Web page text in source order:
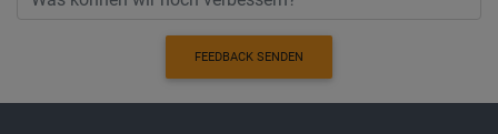
FEEDBACK SENDEN